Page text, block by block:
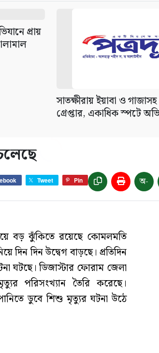
প্রায়
সাতক্ষীরায় ইয়াবা ও
গ্রেপ্তার, একাধিক স্পটে
Tweet Pin অ-
বড় ঝুঁকিতে রয়েছে কোমলমতি
দিন উদ্বেগ বাড়ছে। প্রতিদিন
ঘটছে। ডিজাস্টার ফোরাম জেলা
পরিসংখ্যান তৈরি করেছে।
ডুবে শিশু মৃত্যুর ঘটনা উঠে